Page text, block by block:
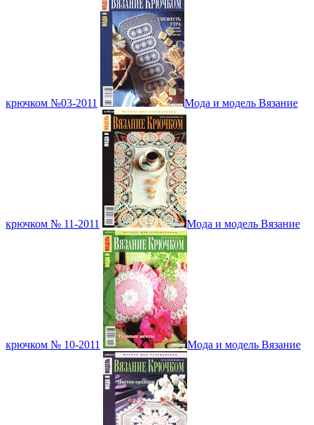
крючком №03-2011 Мода и модель Вязание
крючком № 11-2011 Мода и модель Вязание
крючком № 10-2011 Мода и модель Вязание